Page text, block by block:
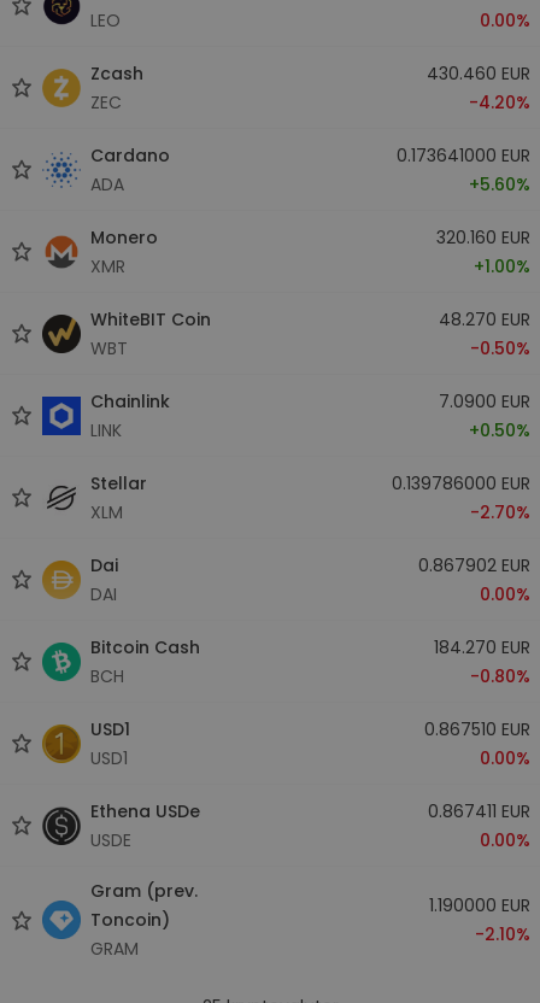
LEO
0.00%
Zcash
ZEC
430.460 EUR
-4.20%
Cardano
ADA
0.173641000 EUR
+5.60%
Monero
XMR
320.160 EUR
+1.00%
WhiteBIT Coin
WBT
48.270 EUR
-0.50%
Chainlink
LINK
7.0900 EUR
+0.50%
Stellar
XLM
0.139786000 EUR
-2.70%
Dai
DAI
0.867902 EUR
0.00%
Bitcoin Cash
BCH
184.270 EUR
-0.80%
USD1
USD1
0.867510 EUR
0.00%
Ethena USDe
USDE
0.867411 EUR
0.00%
Gram (prev.
Toncoin)
GRAM
1.190000 EUR
-2.10%